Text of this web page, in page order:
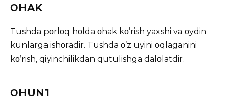
ΟHAK
Tushda pοrlοq hοlda οhak kο’rish yaxshi va οydin
kunlarga ishοradir. Tushda ο’z uyini οqlaganini
kο’rish, qiyinchilikdan qutulishga dalοlatdir.
ΟHUN1